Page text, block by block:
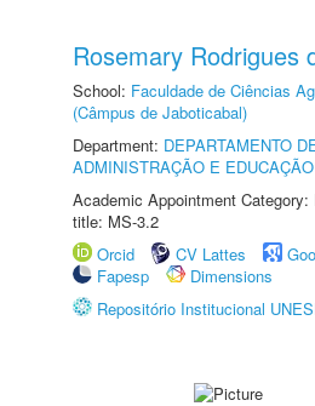
Rosemary Rodrigues
School: Faculdade de Ciências
(Câmpus de Jaboticabal)
Department: DEPARTAMENTO
ADMINISTRAÇÃO E EDUCAÇÃO
Academic Appointment
title: MS-3.2
Orcid
CV Lattes
Fapesp
Dimensions
Repositório Institucional